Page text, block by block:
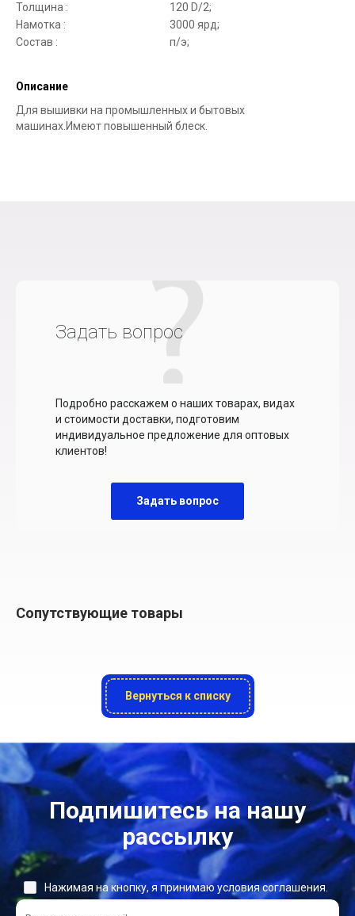
Толщина :
120 D/2;
Намотка :
3000 ярд;
Состав :
п/э;
Описание
Для вышивки на промышленных и бытовых
машинах.Имеют повышенный блеск.
Задать вопрос
Подробно расскажем о наших товарах, видах
и стоимости доставки, подготовим
индивидуальное предложение для оптовых
клиентов!
Задать вопрос
Сопутствующие товары
Вернуться к списку
Подпишитесь на нашу
рассылку
Нажимая на кнопку, я принимаю условия соглашения.